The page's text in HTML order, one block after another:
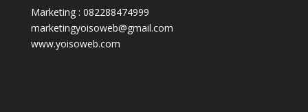
Marketing : 082288474999
marketingyoisoweb@gmail.com
www.yoisoweb.com